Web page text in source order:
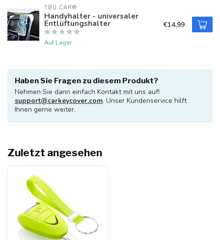
TBU CAR®
Handyhalter - universaler
Entlüftungshalter
Auf Lager
€14,99
Haben Sie Fragen zu diesem Produkt?
Nehmen Sie dann einfach Kontakt mit uns auf!
support@carkeycover.com. Unser Kundenservice hilft
Ihnen gerne weiter.
Zuletzt angesehen